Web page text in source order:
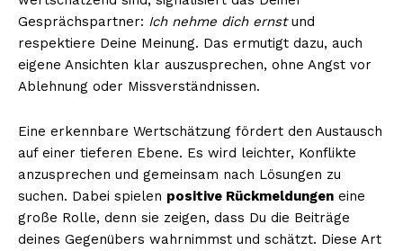
Gesprächspartner: Ich nehme dich ernstund
respektiere Deine Meinung. Das ermutigt dazu, auch
eigene Ansichten klar auszusprechen, ohne Angst vor
Ablehnung oder Missverständnissen.
Eine erkennbare Wertschätzung fördert den Austausch
auf einer tieferen Ebene. Es wird leichter, Konflikte
anzusprechen und gemeinsam nach Lösungen zu
suchen. Dabei spielen positive Rückmeldungen eine
große Rolle, denn sie zeigen, dass Du die Beiträge
deines Gegenübers wahrnimmst und schätzt. Diese Art